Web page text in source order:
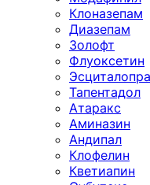
Клоназепам
Диазепам
Золофт
Флуоксетин
Тапентадол
Атаракс
Аминазин
Андипал
Клофелин
Кветиапин